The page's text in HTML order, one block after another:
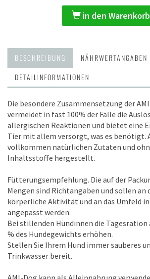
in den Warenkorb
BESCHREIBUNG NÄHRWERTANGABEN
DETAILINFORMATIONEN
Die besondere Zusammensetzung der
vermeidet in fast 100% der Fälle die
allergischen Reaktionen und bietet eine
Tier mit allem versorgt, was es benötigt.
vollkommen natürlichen Zutaten und
Inhaltsstoffe hergestellt.
Fütterungsempfehlung. Die auf der
Mengen sind Richtangaben und sollen an
körperliche Aktivität und an das Umfeld
angepasst werden.
Bei stillenden Hündinnen die Tagesration
% des Hundegewichts erhöhen.
Stellen Sie Ihrem Hund immer sauberes
Trinkwasser bereit.